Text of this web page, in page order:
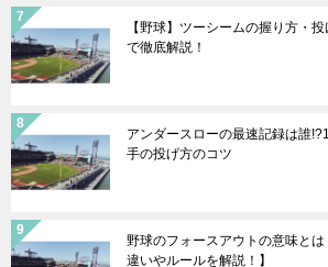
【野球】ツーシームの握り方・
で徹底解説！
アンダースローの最速記録は誰
手の投げ方のコツ
野球のフォースアウトの意味と
違いやルールを解説！】